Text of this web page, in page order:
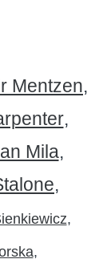
Mentzen
Mila